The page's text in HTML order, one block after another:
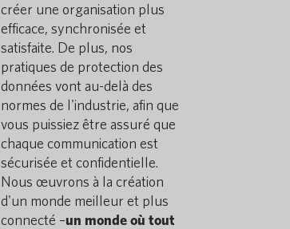
créer une organisation plus
efficace, synchronisée et
satisfaite. De plus, nos
pratiques de protection des
données vont au-delà des
normes de l'industrie, afin que
vous puissiez être assuré que
chaque communication est
sécurisée et confidentielle.
Nous œuvrons à la création
d'un monde meilleur et plus
connecté –un monde où tout